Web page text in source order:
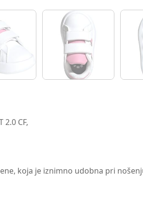
2.0 CF,
koja je iznimno udobna pri